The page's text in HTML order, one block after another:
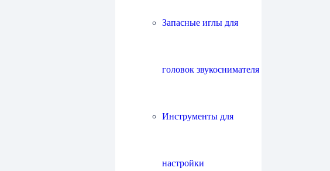
Запасные иглы для
головок звукоснимателя
Инструменты для
настройки